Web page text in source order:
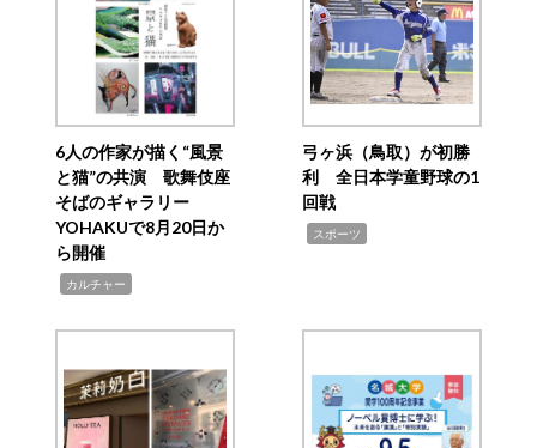
6人の作家が描く“風景
と猫”の共演 歌舞伎座
そばのギャラリー
YOHAKUで8月20日か
ら開催
カルチャー
弓ヶ浜（鳥取）が初勝
利 全日本学童野球の1
回戦
スポーツ